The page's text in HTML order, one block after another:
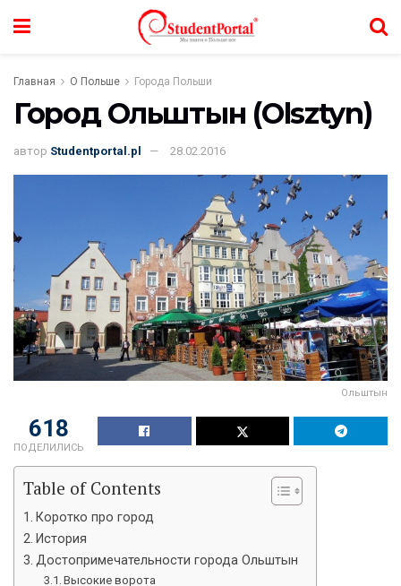
Главная О Польше Города Польши
Город Ольштын (Olsztyn)
автор Studentportal.pl 28.02.2016
Ольштын
303
ПОДЕЛИЛИСЬ
Table of Contents
Коротко про город
История
Достопримечательности города Ольштын
Высокие ворота